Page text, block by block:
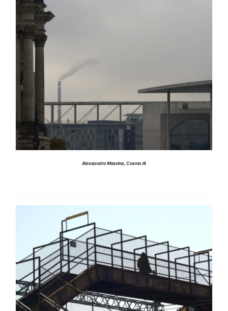
Alessandro Messina, Cosmo /4
DETTAGLI